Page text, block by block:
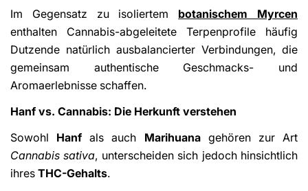
Im Gegensatz zu isoliertem botanischem Myrcen
enthalten Cannabis-abgeleitete Terpenprofile häufig
Dutzende natürlich ausbalancierter Verbindungen, die
gemeinsam authentische Geschmacks- und
Aromaerlebnisse schaffen.
Hanf vs. Cannabis: Die Herkunft verstehen
Sowohl Hanf als auch Marihuanagehören zur Art
Cannabis sativa, unterscheiden sich jedoch hinsichtlich
ihres THC-Gehalts.